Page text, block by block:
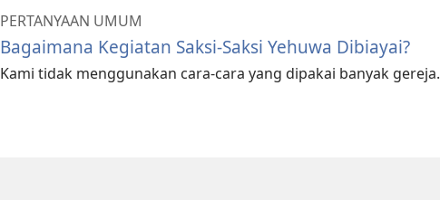
PERTANYAAN UMUM
Bagaimana Kegiatan Saksi-Saksi Yehuwa Dibiayai?
Kami tidak menggunakan cara-cara yang dipakai banyak gereja.